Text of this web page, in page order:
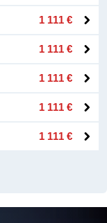
1 111 €
1 111 €
1 111 €
1 111 €
1 111 €